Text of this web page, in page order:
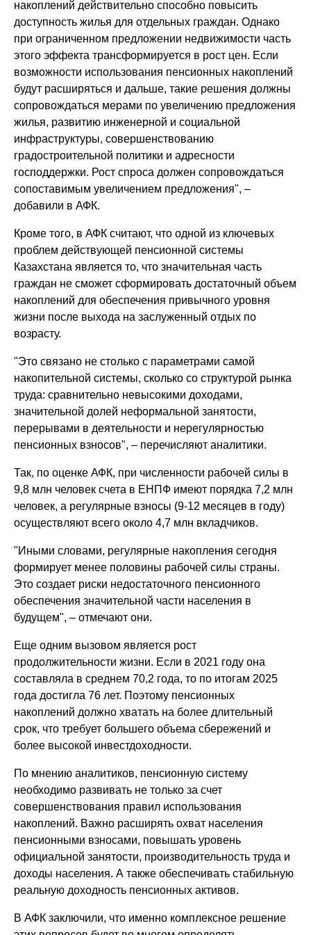
накоплений действительно способно повысить
доступность жилья для отдельных граждан. Однако
при ограниченном предложении недвижимости часть
этого эффекта трансформируется в рост цен. Если
возможности использования пенсионных накоплений
будут расширяться и дальше, такие решения должны
сопровождаться мерами по увеличению предложения
жилья, развитию инженерной и социальной
инфраструктуры, совершенствованию
градостроительной политики и адресности
господдержки. Рост спроса должен сопровождаться
сопоставимым увеличением предложения", –
добавили в АФК.
Кроме того, в АФК считают, что одной из ключевых
проблем действующей пенсионной системы
Казахстана является то, что значительная часть
граждан не сможет сформировать достаточный объем
накоплений для обеспечения привычного уровня
жизни после выхода на заслуженный отдых по
возрасту.
"Это связано не столько с параметрами самой
накопительной системы, сколько со структурой рынка
труда: сравнительно невысокими доходами,
значительной долей неформальной занятости,
перерывами в деятельности и нерегулярностью
пенсионных взносов", – перечисляют аналитики.
Так, по оценке АФК, при численности рабочей силы в
9,8 млн человек счета в ЕНПФ имеют порядка 7,2 млн
человек, а регулярные взносы (9-12 месяцев в году)
осуществляют всего около 4,7 млн вкладчиков.
"Иными словами, регулярные накопления сегодня
формирует менее половины рабочей силы страны.
Это создает риски недостаточного пенсионного
обеспечения значительной части населения в
будущем", – отмечают они.
Еще одним вызовом является рост
продолжительности жизни. Если в 2021 году она
составляла в среднем 70,2 года, то по итогам 2025
года достигла 76 лет. Поэтому пенсионных
накоплений должно хватать на более длительный
срок, что требует большего объема сбережений и
более высокой инвестдоходности.
По мнению аналитиков, пенсионную систему
необходимо развивать не только за счет
совершенствования правил использования
накоплений. Важно расширять охват населения
пенсионными взносами, повышать уровень
официальной занятости, производительность труда и
доходы населения. А также обеспечивать стабильную
реальную доходность пенсионных активов.
В АФК заключили, что именно комплексное решение